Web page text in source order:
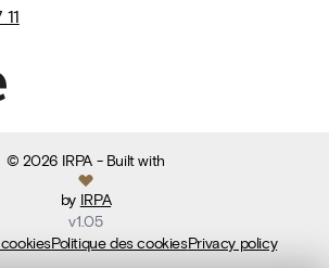
©2026 IRPA- Built with
by IRPA
v1.05
Politique des cookiesPrivacy policy